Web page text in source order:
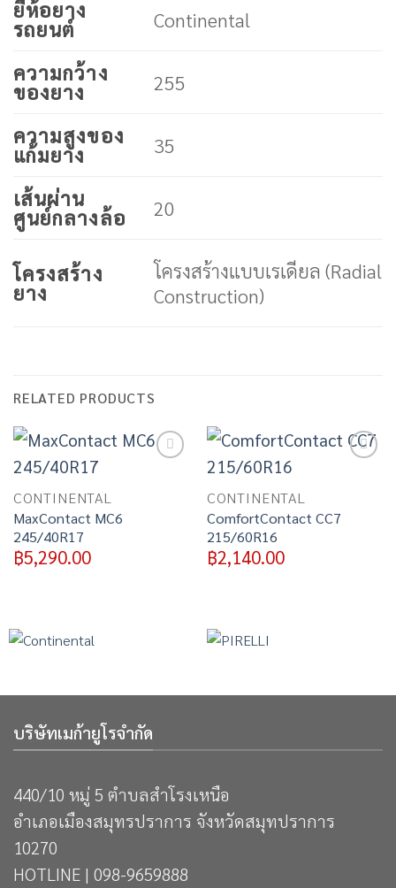
ยีห้อยาง
รถยนต์ Continental
ความกว้าง
ของยาง 255
ความสูงของ
แก้มยาง 35
เส้นผ่าน
ศูนย์กลางล้อ 20
โครงสร้าง
ยาง
โครงสร้างแบบเรเดียล (Radial
Construction)
RELATED PRODUCTS
CONTINENTAL
MaxContact MC6
245/40R17
฿5,290.00
CONTINENTAL
ComfortContact CC7
215/60R16
฿2,140.00
บริษัทเมก้ายูโรจำกัด
440/10 หมู่ 5 ตำบลสำโรงเหนือ
อำเภอเมืองสมุทรปราการ จังหวัดสมุทปราการ
10270
HOTLINE | 098-9659888